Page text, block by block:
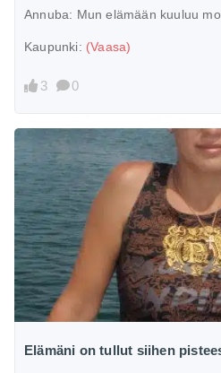
Annuba: Mun elämään kuuluu
Kaupunki: (Vaasa)
3 0
Elämäni on tullut siihen